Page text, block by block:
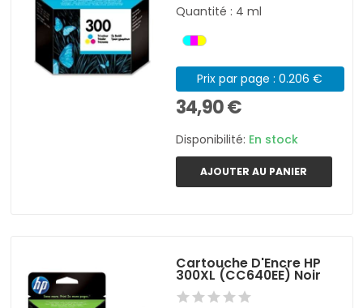
Quantité : 4 ml
Prix par page : 0.206 €
34,90 €
Disponibilité: En stock
AJOUTER AU PANIER
Cartouche D'Encre HP
300XL (CC640EE) Noir